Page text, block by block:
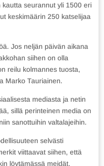
seurannut yli 1500 eri
keskimäärin 250 katselijaa
Jos neljän päivän aikana
siihen on olla
reilu kolmannes tuosta,
Marko Tauriainen.
mediasta ja netin
sillä perinteinen media on
sanottuihin valtalajeihin.
selvästi
viittaavat siihen, että
löytämässä meidät.